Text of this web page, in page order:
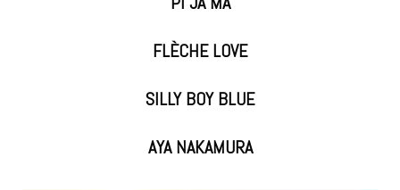
FLÈCHE LOVE
SILLY BOY BLUE
AYA NAKAMURA